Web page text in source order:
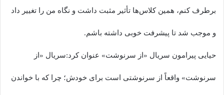
برطرف کنم، همین کلاس‌ها تأثیر مثبت داشت و نگاه من را تغییر داد
و موجب شد تا پیشرفت خوبی داشته باشم.
حیایی پیرامون سریال «از سرنوشت» عنوان کرد:سریال «از
سرنوشت» واقعاً از سرنوشتی است برای خودش؛ چرا که با خواندن